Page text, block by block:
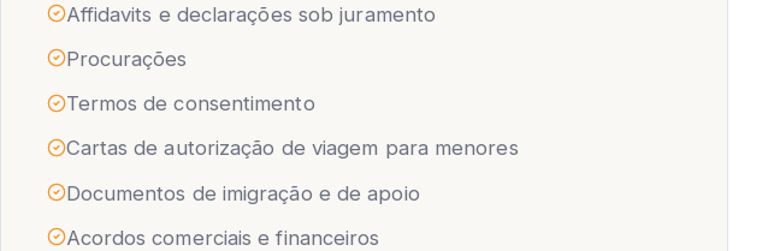
Affidavits e declarações sob juramento
Procurações
Termos de consentimento
Cartas de autorização de viagem para menores
Documentos de imigração e de apoio
Acordos comerciais e financeiros